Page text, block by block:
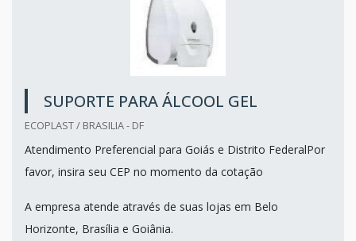
SUPORTE PARA ÁLCOOL GEL
ECOPLAST / BRASILIA - DF
Atendimento Preferencial para Goiás e Distrito FederalPor
favor, insira seu CEP no momento da cotação
A empresa atende através de suas lojas em Belo
Horizonte, Brasília e Goiânia.